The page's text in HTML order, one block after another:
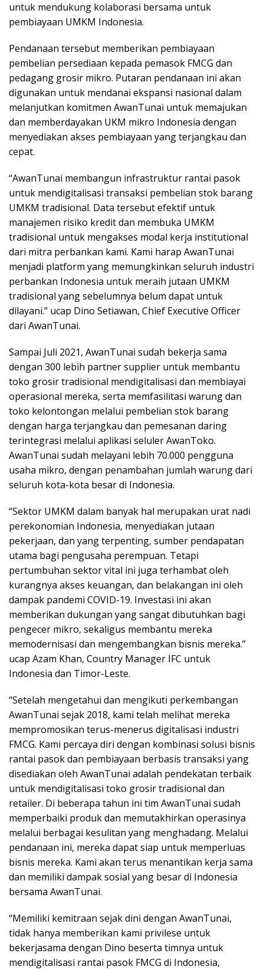
untuk mendukung kolaborasi bersama untuk
pembiayaan UMKM Indonesia.
Pendanaan tersebut memberikan pembiayaan
pembelian persediaan kepada pemasok FMCG dan
pedagang grosir mikro. Putaran pendanaan ini akan
digunakan untuk mendanai ekspansi nasional dalam
melanjutkan komitmen AwanTunai untuk memajukan
dan memberdayakan UKM mikro Indonesia dengan
menyediakan akses pembiayaan yang terjangkau dan
cepat.
“AwanTunai membangun infrastruktur rantai pasok
untuk mendigitalisasi transaksi pembelian stok barang
UMKM tradisional. Data tersebut efektif untuk
manajemen risiko kredit dan membuka UMKM
tradisional untuk mengakses modal kerja institutional
dari mitra perbankan kami. Kami harap AwanTunai
menjadi platform yang memungkinkan seluruh industri
perbankan Indonesia untuk meraih jutaan UMKM
tradisional yang sebelumnya belum dapat untuk
dilayani.” ucap Dino Setiawan, Chief Executive Officer
dari AwanTunai.
Sampai Juli 2021, AwanTunai sudah bekerja sama
dengan 300 lebih partner supplier untuk membantu
toko grosir tradisional mendigitalisasi dan membiayai
operasional mereka, serta memfasilitasi warung dan
toko kelontongan melalui pembelian stok barang
dengan harga terjangkau dan pemesanan daring
terintegrasi melalui aplikasi seluler AwanToko.
AwanTunai sudah melayani lebih 70.000 pengguna
usaha mikro, dengan penambahan jumlah warung dari
seluruh kota-kota besar di Indonesia.
“Sektor UMKM dalam banyak hal merupakan urat nadi
perekonomian Indonesia, menyediakan jutaan
pekerjaan, dan yang terpenting, sumber pendapatan
utama bagi pengusaha perempuan. Tetapi
pertumbuhan sektor vital ini juga terhambat oleh
kurangnya akses keuangan, dan belakangan ini oleh
dampak pandemi COVID-19. Investasi ini akan
memberikan dukungan yang sangat dibutuhkan bagi
pengecer mikro, sekaligus membantu mereka
memodernisasi dan mengembangkan bisnis mereka.”
ucap Azam Khan, Country Manager IFC untuk
Indonesia dan Timor-Leste.
“Setelah mengetahui dan mengikuti perkembangan
AwanTunai sejak 2018, kami telah melihat mereka
mempromosikan terus-menerus digitalisasi industri
FMCG. Kami percaya diri dengan kombinasi solusi bisnis
rantai pasok dan pembiayaan berbasis transaksi yang
disediakan oleh AwanTunai adalah pendekatan terbaik
untuk mendigitalisasi toko grosir tradisional dan
retailer. Di beberapa tahun ini tim AwanTunai sudah
memperbaiki produk dan memutakhirkan operasinya
melalui berbagai kesulitan yang menghadang. Melalui
pendanaan ini, mereka dapat siap untuk memperluas
bisnis mereka. Kami akan terus menantikan kerja sama
dan memiliki dampak sosial yang besar di Indonesia
bersama AwanTunai.
“Memiliki kemitraan sejak dini dengan AwanTunai,
tidak hanya memberikan kami privilese untuk
bekerjasama dengan Dino beserta timnya untuk
mendigitalisasi rantai pasok FMCG di Indonesia,